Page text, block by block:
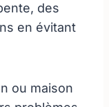
des
en évitant
ou maison